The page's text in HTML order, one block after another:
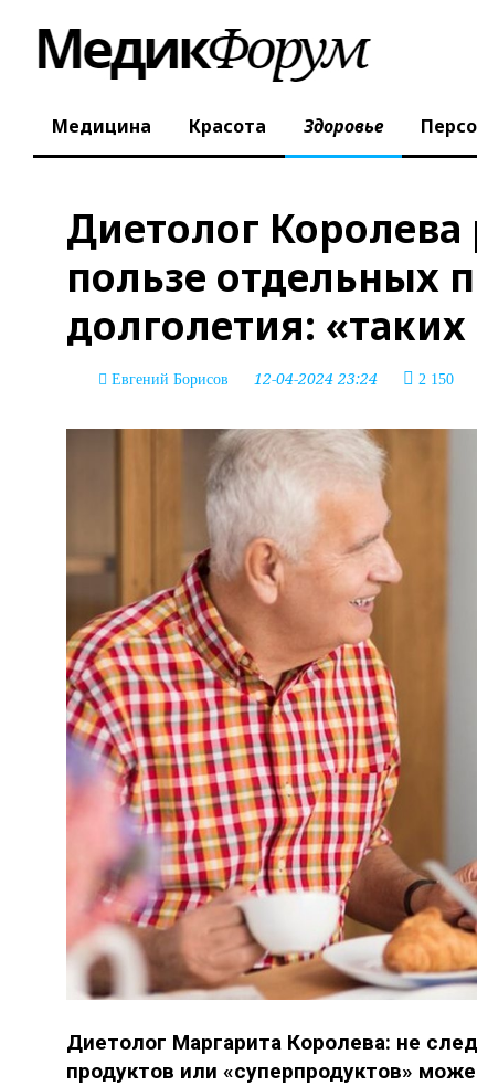
Медицина Красота Здоровье
Диетолог
пользе отдельных
долголетия: «таких
Евгений Борисов 12-04-2024 23:24 2 150
Диетолог Маргарита Королева: не
продуктов или «суперпродуктов»